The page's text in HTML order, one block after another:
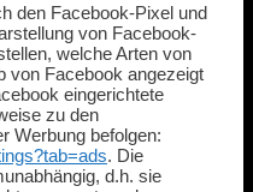
den Facebook-Pixel und
von Facebook-
welche Arten von
von Facebook angezeigt
eingerichtete
zu den
Werbung befolgen:
. Die
d.h. sie